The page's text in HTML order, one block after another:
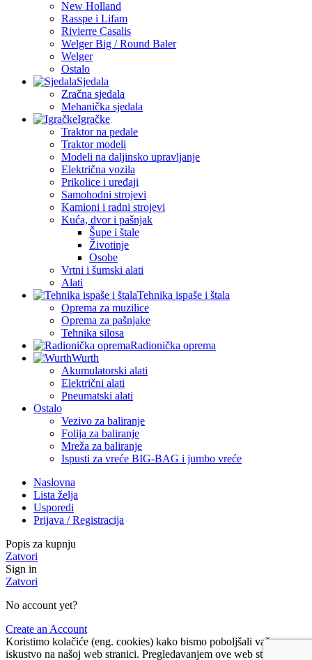
New Holland
Rasspe i Lifam
Rivierre Casalis
Welger Big / Round Baler
Welger
Ostalo
Sjedala
Zračna sjedala
Mehanička sjedala
Igračke
Traktor na pedale
Traktor modeli
Modeli na daljinsko upravljanje
Električna vozila
Prikolice i uređaji
Samohodni strojevi
Kamioni i radni strojevi
Kuća, dvor i pašnjak
Šupe i štale
Životinje
Osobe
Vrtni i šumski alati
Alati
Tehnika ispaše i štala
Oprema za muzilice
Oprema za pašnjake
Tehnika silosa
Radionička oprema
Wurth
Akumulatorski alati
Električni alati
Pneumatski alati
Ostalo
Vezivo za baliranje
Folija za baliranje
Mreža za baliranje
Ispusti za vreće BIG-BAG i jumbo vreće
Naslovna
Lista želja
Usporedi
Prijava / Registracija
Popis za kupnju
Zatvori
Sign in
Zatvori
No account yet?
Create an Account
Koristimo kolačiće (eng. cookies) kako bismo poboljšali vaše
iskustvo na našoj web stranici. Pregledavanjem ove web stranice